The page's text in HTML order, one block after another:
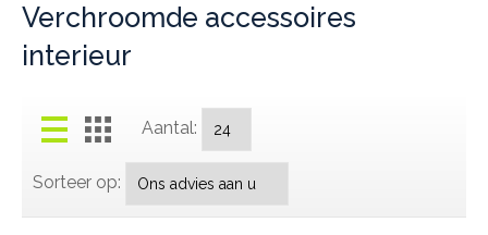
Verchroomde accessoires
interieur
Aantal:
Sorteer op: